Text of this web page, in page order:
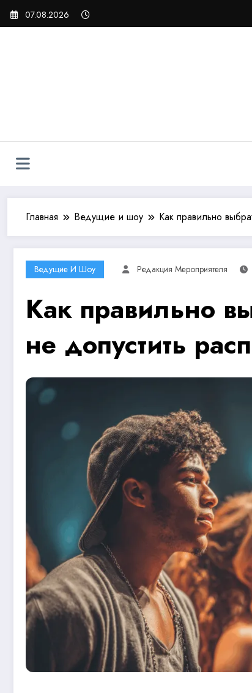
Перейти
07.08.2026
Главная Ведущие и шоу Как правильно
Ведущие И Шоу Редакция Мероприятеля
Как правильно
не допустить